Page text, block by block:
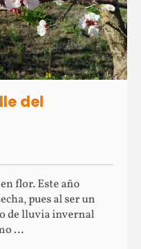
del
flor. Este año
pues al ser un
de lluvia invernal
…